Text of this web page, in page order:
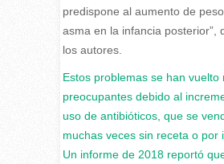
predispone al aumento de
asma en la infancia posterior”,
los autores.
Estos problemas se han vuelto
preocupantes debido al
uso de antibióticos, que se
muchas veces sin receta o por
Un informede 2018 reportó